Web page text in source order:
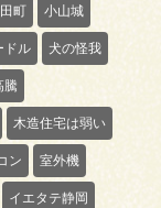
町 小山城
ドル 犬の怪我
騰
木造住宅は弱い
ン 室外機
イエタテ静岡